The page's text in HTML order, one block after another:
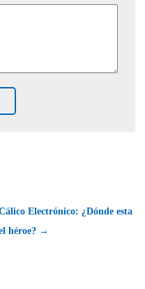
Electrónico: ¿Dónde esta
héroe? →